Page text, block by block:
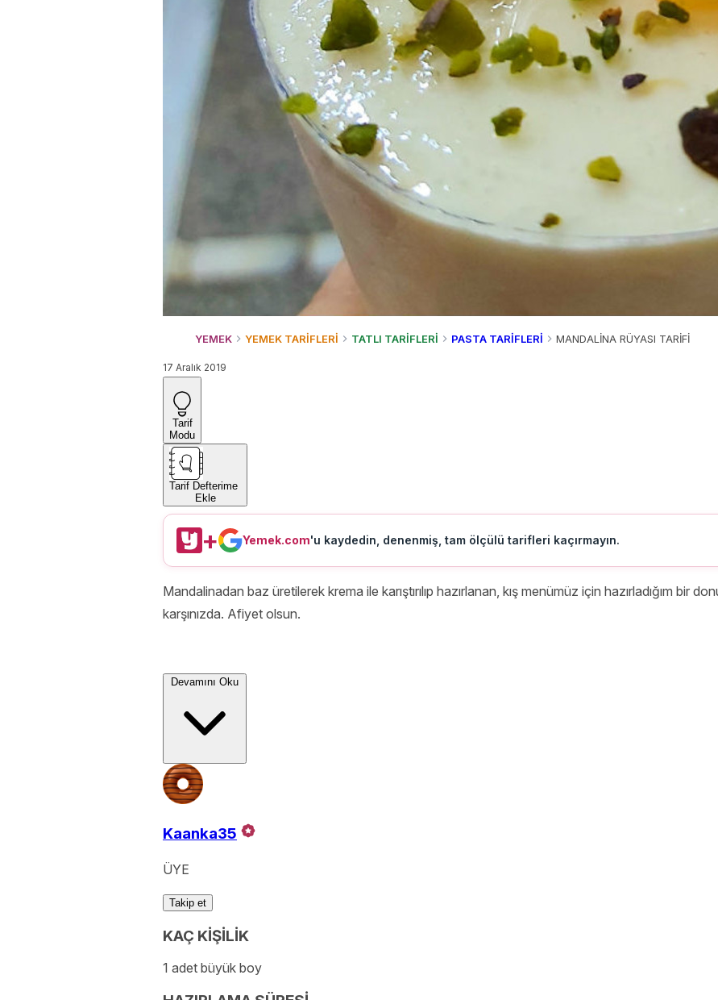
YEMEK YEMEK TARİFLERİ TATLI TARİFLERİ PASTA TARİFLERİ MANDALİNA RÜYASI TARİFİ
17 Aralık 2019
Tarif
Modu
Tarif Defterime
Ekle
+ Yemek.com'u kaydedin, denenmiş, tam ölçülü tarifleri kaçırmayın.
Mandalinadan baz üretilerek krema ile karıştırılıp hazırlanan, kış menümüz için hazırladığım bir
karşınızda. Afiyet olsun.
Devamını Oku
Kaanka35
ÜYE
Takip et
KAÇ KİŞİLİK
1 adet büyük boy